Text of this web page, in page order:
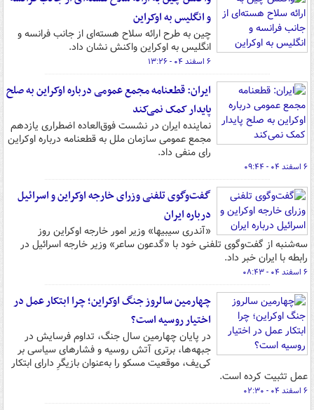
و انگلیس به اوکراین
چین به طرح ارائه سلاح هسته‌ای از جانب فرانسه و
انگلیس به اوکراین واکنش نشان داد.
۶ اسفند ۰۴ - ۱۳:۲۶
ایران: قطعنامه مجمع عمومی درباره اوکراین به صلح
پایدار کمک نمی‌کند
نماینده ایران در نشست فوق‌العاده اضطراری یازدهم
مجمع عمومی سازمان ملل به قطعنامه درباره اوکراین
رای منفی داد.
۶ اسفند ۰۴ - ۰۹:۴۴
گفت‌وگوی تلفنی وزرای خارجه اوکراین و اسرائیل
درباره ایران
«آندری سیبیها» وزیر امور خارجه اوکراین روز
سه‌شنبه از گفت‌وگوی تلفنی خود با «گدعون ساعر» وزیر خارجه اسرائیل در
رابطه با ایران خبر داد.
۶ اسفند ۰۴ - ۰۸:۴۳
چهارمین سالروز جنگ اوکراین؛ چرا ابتکار عمل در
اختیار روسیه است؟
در پایان چهارمین سال جنگ، تداوم فرسایش در
جبهه‌ها، برتری آتش روسیه و فشارهای سیاسی بر
کی‌یف، موقعیت مسکو را به‌عنوان بازیگرِ دارای ابتکار
عمل تثبیت کرده است.
۶ اسفند ۰۴ - ۰۲:۳۰